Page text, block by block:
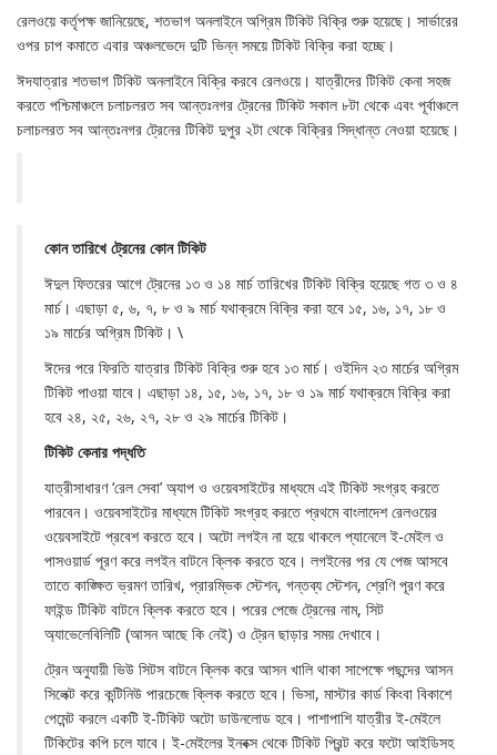
রেলওয়ে কর্তৃপক্ষ জানিয়েছে, শতভাগ অনলাইনে অগ্রিম টিকিট বিক্রি শুরু হয়েছে। সার্ভারের
ওপর চাপ কমাতে এবার অঞ্চলভেদে দুটি ভিন্ন সময়ে টিকিট বিক্রি করা হচ্ছে।
ঈদযাত্রার শতভাগ টিকিট অনলাইনে বিক্রি করবে রেলওয়ে। যাত্রীদের টিকিট কেনা সহজ
করতে পশ্চিমাঞ্চলে চলাচলরত সব আন্তঃনগর ট্রেনের টিকিট সকাল ৮টা থেকে এবং পূর্বাঞ্চলে
চলাচলরত সব আন্তঃনগর ট্রেনের টিকিট দুপুর ২টা থেকে বিক্রির সিদ্ধান্ত নেওয়া হয়েছে।
কোন তারিখে ট্রেনের কোন টিকিট
ঈদুল ফিতরের আগে ট্রেনের ১৩ ও ১৪ মার্চ তারিখের টিকিট বিক্রি হয়েছে গত ৩ ও ৪
মার্চ। এছাড়া ৫, ৬, ৭, ৮ ও ৯ মার্চ যথাক্রমে বিক্রি করা হবে ১৫, ১৬, ১৭, ১৮ ও
১৯ মার্চের অগ্রিম টিকিট। \
ঈদের পরে ফিরতি যাত্রার টিকিট বিক্রি শুরু হবে ১৩ মার্চ। ওইদিন ২৩ মার্চের অগ্রিম
টিকিট পাওয়া যাবে। এছাড়া ১৪, ১৫, ১৬, ১৭, ১৮ ও ১৯ মার্চ যথাক্রমে বিক্রি করা
হবে ২৪, ২৫, ২৬, ২৭, ২৮ ও ২৯ মার্চের টিকিট।
টিকিট কেনার পদ্ধতি
যাত্রীসাধারণ ‘রেল সেবা’ অ্যাপ ও ওয়েবসাইটের মাধ্যমে এই টিকিট সংগ্রহ করতে
পারবেন। ওয়েবসাইটের মাধ্যমে টিকিট সংগ্রহ করতে প্রথমে বাংলাদেশ রেলওয়ের
ওয়েবসাইটে প্রবেশ করতে হবে। অটো লগইন না হয়ে থাকলে প্যানেলে ই-মেইল ও
পাসওয়ার্ড পূরণ করে লগইন বাটনে ক্লিক করতে হবে। লগইনের পর যে পেজ আসবে
তাতে কাঙ্ক্ষিত ভ্রমণ তারিখ, প্রারম্ভিক স্টেশন, গন্তব্য স্টেশন, শ্রেণি পূরণ করে
ফাইন্ড টিকিট বাটনে ক্লিক করতে হবে। পরের পেজে ট্রেনের নাম, সিট
অ্যাভেলেবিলিটি (আসন আছে কি নেই) ও ট্রেন ছাড়ার সময় দেখাবে।
ট্রেন অনুযায়ী ভিউ সিটস বাটনে ক্লিক করে আসন খালি থাকা সাপেক্ষে পছন্দের আসন
সিলেক্ট করে কন্টিনিউ পারচেজে ক্লিক করতে হবে। ভিসা, মাস্টার কার্ড কিংবা বিকাশে
পেমেন্ট করলে একটি ই-টিকিট অটো ডাউনলোড হবে। পাশাপাশি যাত্রীর ই-মেইলে
টিকিটের কপি চলে যাবে। ই-মেইলের ইনবক্স থেকে টিকিট প্রিন্ট করে ফটো আইডিসহ